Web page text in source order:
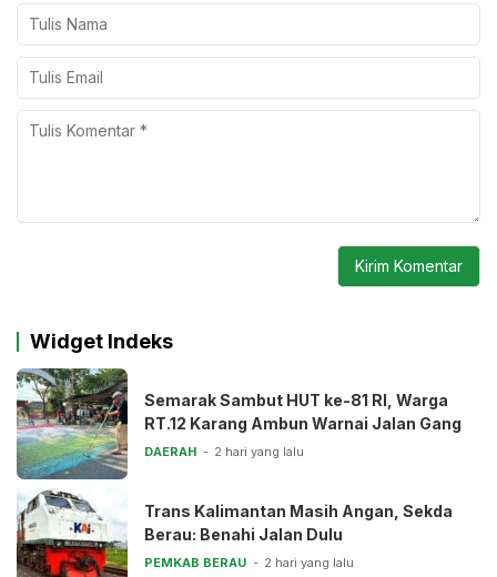
Widget Indeks
Semarak Sambut HUT ke-81 RI, Warga
RT.12 Karang Ambun Warnai Jalan Gang
DAERAH 2 hari yang lalu
Trans Kalimantan Masih Angan, Sekda
Berau: Benahi Jalan Dulu
PEMKAB BERAU 2 hari yang lalu